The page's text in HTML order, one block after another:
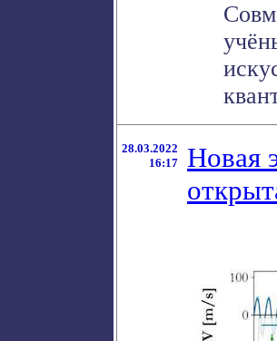
28.03.2022
16:17
Новая